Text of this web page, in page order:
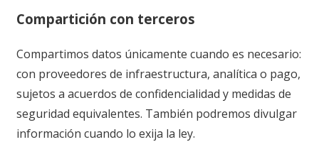
Compartición con terceros
Compartimos datos únicamente cuando es necesario:
con proveedores de infraestructura, analítica o pago,
sujetos a acuerdos de confidencialidad y medidas de
seguridad equivalentes. También podremos divulgar
información cuando lo exija la ley.